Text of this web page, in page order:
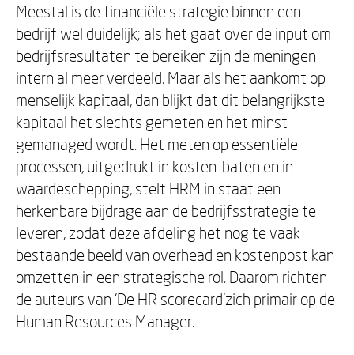
Meestal is de financiële strategie binnen een
bedrijf wel duidelijk; als het gaat over de input om
bedrijfsresultaten te bereiken zijn de meningen
intern al meer verdeeld. Maar als het aankomt op
menselijk kapitaal, dan blijkt dat dit belangrijkste
kapitaal het slechts gemeten en het minst
gemanaged wordt. Het meten op essentiële
processen, uitgedrukt in kosten-baten en in
waardeschepping, stelt HRM in staat een
herkenbare bijdrage aan de bedrijfsstrategie te
leveren, zodat deze afdeling het nog te vaak
bestaande beeld van overhead en kostenpost kan
omzetten in een strategische rol. Daarom richten
de auteurs van 'De HR scorecard'zich primair op de
Human Resources Manager.